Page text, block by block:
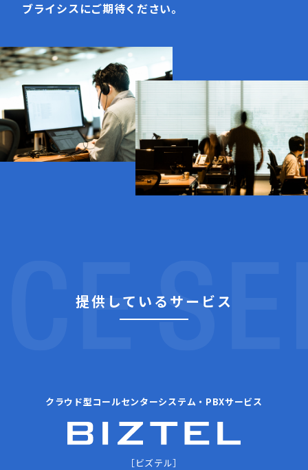
ブライシスにご期待ください。
提供しているサービス
クラウド型コールセンターシステム・PBXサービス
［ビズテル］